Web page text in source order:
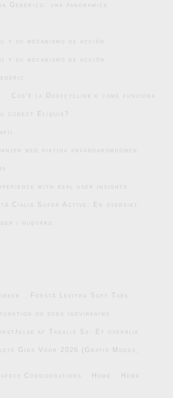
Generico: una panoramica
su mecanismo de acción
su mecanismo de acción
Cos’è la Doxycycline e come funziona
corect Eliquis?
med riktiga användaromdömen
with real user insights
Cialis Super Active: En översikt
i hudvård
Forstå Levitra Soft Tabs
og dens indvirkning
af Tadalis Sx: Et overblik
Gids Voor 2026 (Gratis Modes,
Considerations Home Home